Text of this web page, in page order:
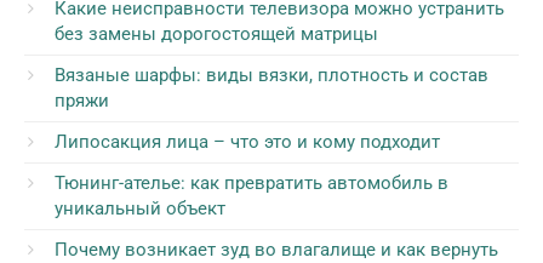
Какие неисправности телевизора можно устранить
без замены дорогостоящей матрицы
Вязаные шарфы: виды вязки, плотность и состав
пряжи
Липосакция лица – что это и кому подходит
Тюнинг-ателье: как превратить автомобиль в
уникальный объект
Почему возникает зуд во влагалище и как вернуть